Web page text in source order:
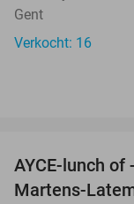
Gent
Verkocht: 16
AYCE-lunch of
Martens-